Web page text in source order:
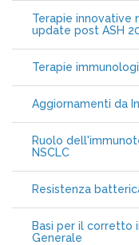
Terapie
update post ASH
Terapie
Aggiornamenti da
Ruolo
NSCLC
Resistenza
Basi per il corretto
Generale